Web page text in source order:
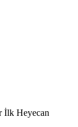
İlk Heyecan